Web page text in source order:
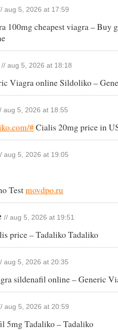
aug 5, 2026 at 17:59
100mg cheapest viagra – Buy
// aug 5, 2026 at 18:18
Viagra online Sildoliko –
aug 5, 2026 at 18:55
#Cialis 20mg price in
aug 5, 2026 at 19:05
Testmovdpo.ru
// aug 5, 2026 at 19:51
price – Tadaliko Tadaliko
aug 5, 2026 at 20:35
sildenafil online – Generic
aug 5, 2026 at 20:59
5mg Tadaliko – Tadaliko